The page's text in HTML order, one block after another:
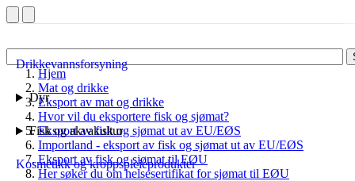
Drikkevannsforsyning
Dyr
Fisk og akvakultur
Kosmetikk og kroppspleieprodukter
Hjem
Mat og drikke
Eksport av mat og drikke
Hvor vil du eksportere fisk og sjømat?
Eksport av fisk og sjømat ut av EU/EØS
Importland - eksport av fisk og sjømat ut av EU/EØS
Eksport av fisk og sjømat til EØU
Her søker du om helsesertifikat for sjømat til EØU